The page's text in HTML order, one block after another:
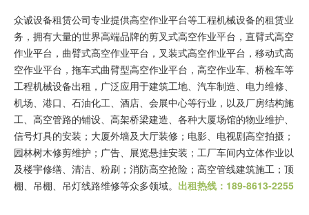
众诚设备租赁公司专业提供高空作业平台等工程机械设备的租赁业
务，拥有大量的世界高端品牌的剪叉式高空作业平台，直臂式高空
作业平台，曲臂式高空作业平台，叉装式高空作业平台，移动式高
空作业平台，拖车式曲臂型高空作业平台，高空作业车、桥检车等
工程机械设备出租，广泛应用于建筑工地、汽车制造、电力维修、
机场、港口、石油化工、酒店、会展中心等行业，以及厂房结构施
工、高空管路的铺设、高架桥梁建造、各种大厦场馆的物业维护、
信号灯具的安装；大厦外墙及大厅装修；电影、电视剧高空拍摄；
园林树木修剪维护；广告、展览悬挂安装；工厂车间内立体作业以
及楼宇修缮、清洁、粉刷；消防高空抢险；高空管线建筑施工；顶
棚、吊棚、吊灯线路维修等众多领域。 出租热线：189-8613-2255